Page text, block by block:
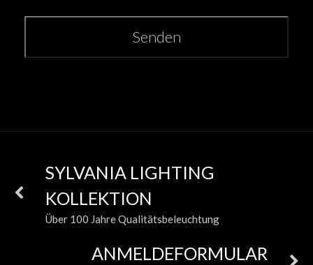
Senden
SYLVANIA LIGHTING
KOLLEKTION
Über 100 Jahre Qualitätsbeleuchtung
ANMELDEFORMULAR